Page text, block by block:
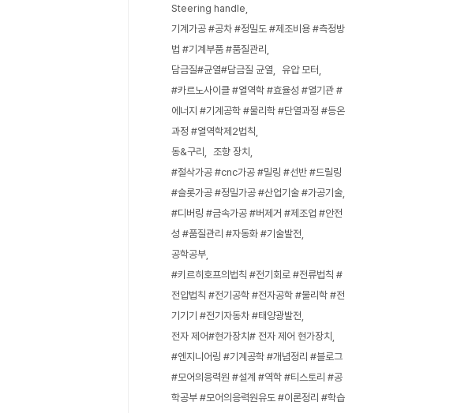
Steering handle
기계가공 #공차 #정밀도 #제조비용 #측정방
법 #기계부품 #품질관리
담금질#균열#담금질 균열
유압 모터
#카르노사이클 #열역학 #효율성 #열기관 #
에너지 #기계공학 #물리학 #단열과정 #등온
과정 #열역학제2법칙
동&구리
조향 장치
#절삭가공 #cnc가공 #밀링 #선반 #드릴링
#슬롯가공 #정밀가공 #산업기술 #가공기술
#디버링 #금속가공 #버제거 #제조업 #안전
성 #품질관리 #자동화 #기술발전
공학공부
#키르히호프의법칙 #전기회로 #전류법칙 #
전압법칙 #전기공학 #전자공학 #물리학 #전
기기기 #전기자동차 #태양광발전
전자 제어#현가장치# 전자 제어 현가장치
#엔지니어링 #기계공학 #개념정리 #블로그
#모어의응력원 #설계 #역학 #티스토리 #공
학공부 #모어의응력원유도 #이론정리 #학습